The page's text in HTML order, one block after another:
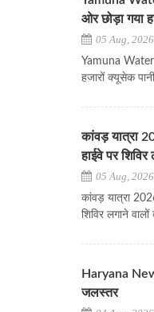
ओर छोड़ा गया
05 Aug,
Yamuna
हजारों क्यूसेक पानी
कांवड़ यात्रा
हाईवे पर शिविर
05 Aug,
कांवड़ यात्रा
शिविर लगाने वालों
Haryana
जलस्तर